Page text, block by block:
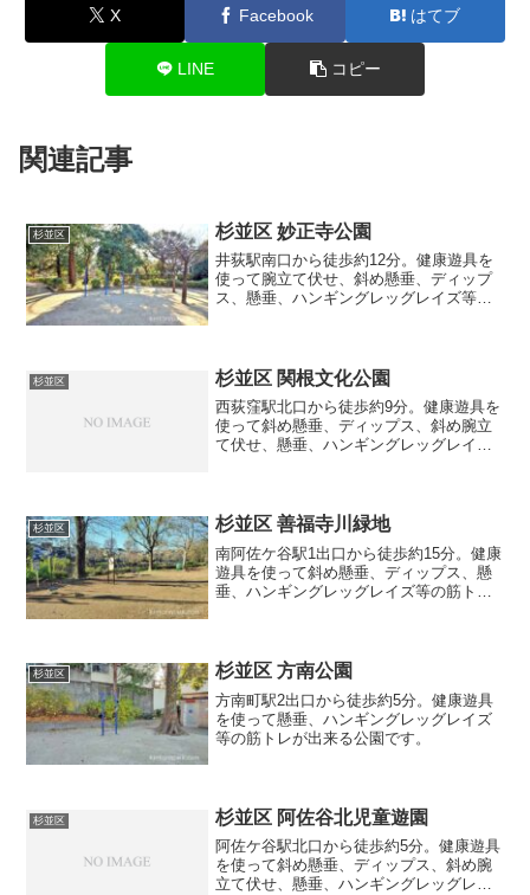
X Facebook はてブ
LINE コピー
関連記事
杉並区 杉並区 妙正寺公園
井荻駅南口から徒歩約12分。健康遊具を
使って腕立て伏せ、斜め懸垂、ディップ
ス、懸垂、ハンギングレッグレイズ等の
杉並区 杉並区 関根文化公園
西荻窪駅北口から徒歩約9分。健康遊具を
使って斜め懸垂、ディップス、斜め腕立
て伏せ、懸垂、ハンギングレッグレイズ
杉並区 杉並区 善福寺川緑地
南阿佐ケ谷駅1出口から徒歩約15分。健康
遊具を使って斜め懸垂、ディップス、懸
垂、ハンギングレッグレイズ等の筋トレ
杉並区 杉並区 方南公園
方南町駅2出口から徒歩約5分。健康遊具
を使って懸垂、ハンギングレッグレイズ
等の筋トレが出来る公園です。
杉並区 杉並区 阿佐谷北児童遊園
阿佐ケ谷駅北口から徒歩約5分。健康遊具
を使って斜め懸垂、ディップス、斜め腕
立て伏せ、懸垂、ハンギングレッグレイ